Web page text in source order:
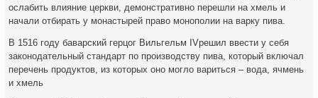
ослабить влияние церкви, демонстративно перешли на хмель и
начали отбирать у монастырей право монополии на варку пива.
В 1516 году баварский герцог Вильгельм IVрешил ввести у себя
законодательный стандарт по производству пива, который включал
перечень продуктов, из которых оно могло вариться – вода, ячмень
и хмель